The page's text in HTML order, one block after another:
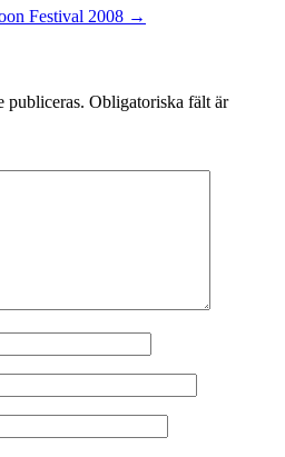
Festival 2008 →
publiceras. Obligatoriska fält är